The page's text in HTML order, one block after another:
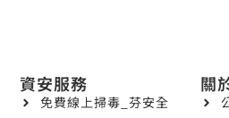
關
資安服務
免費線上掃毒_芬安全